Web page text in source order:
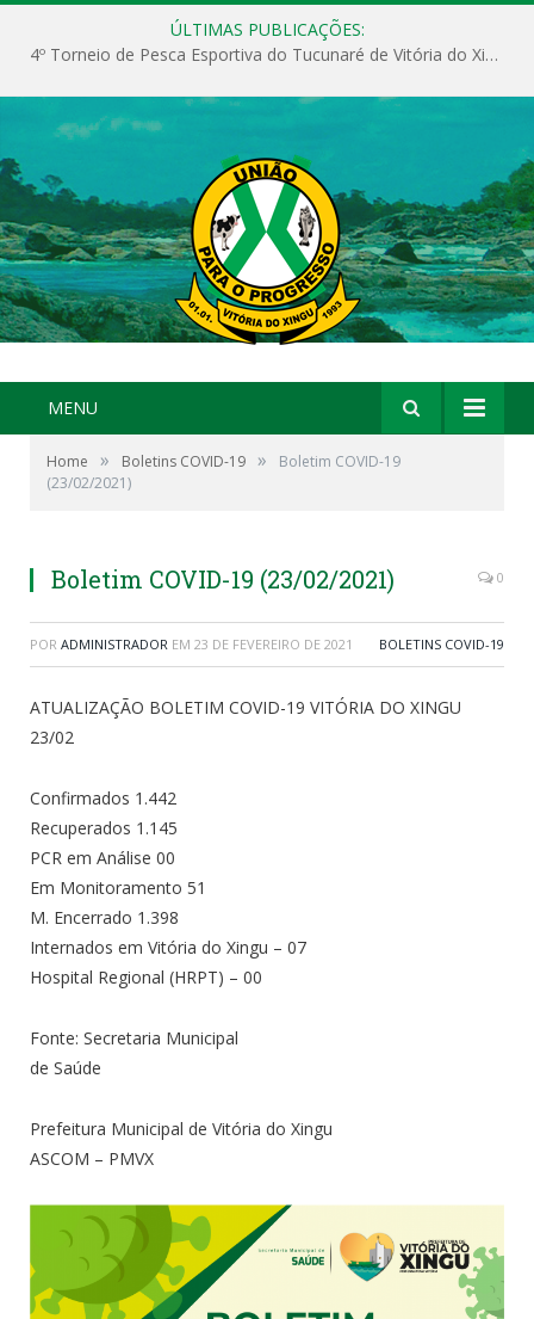
ÚLTIMAS PUBLICAÇÕES:
4º Torneio de Pesca Esportiva do Tucunaré de Vitória do Xingu
MENU
Home » Boletins COVID-19 »
Boletim COVID-19
(23/02/2021)
Boletim COVID-19 (23/02/2021) 0
POR ADMINISTRADOR EM 23 DE FEVEREIRO DE 2021 BOLETINS COVID-19
ATUALIZAÇÃO BOLETIM COVID-19 VITÓRIA DO XINGU
23/02
Confirmados 1.442
Recuperados 1.145
PCR em Análise 00
Em Monitoramento 51
M. Encerrado 1.398
Internados em Vitória do Xingu – 07
Hospital Regional (HRPT) – 00
Fonte: Secretaria Municipal
de Saúde
Prefeitura Municipal de Vitória do Xingu
ASCOM – PMVX